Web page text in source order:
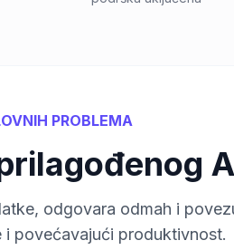
PROBLEMA
odgovara odmah i
povećavajući produktivnost.